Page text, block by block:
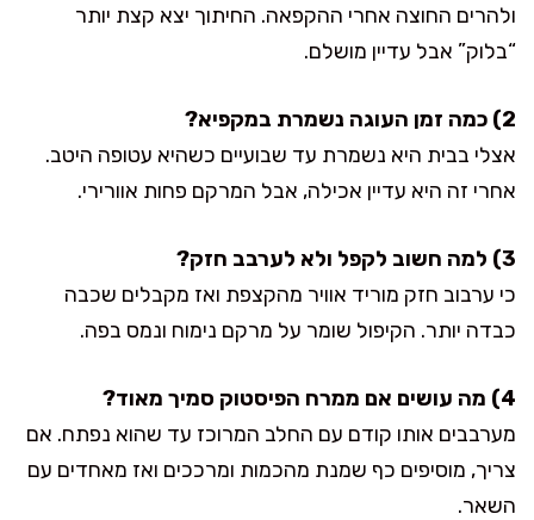
ולהרים החוצה אחרי ההקפאה. החיתוך יצא קצת יותר
“בלוק” אבל עדיין מושלם.
2) כמה זמן העוגה נשמרת במקפיא?
אצלי בבית היא נשמרת עד שבועיים כשהיא עטופה היטב.
אחרי זה היא עדיין אכילה, אבל המרקם פחות אוורירי.
3) למה חשוב לקפל ולא לערבב חזק?
כי ערבוב חזק מוריד אוויר מהקצפת ואז מקבלים שכבה
כבדה יותר. הקיפול שומר על מרקם נימוח ונמס בפה.
4) מה עושים אם ממרח הפיסטוק סמיך מאוד?
מערבבים אותו קודם עם החלב המרוכז עד שהוא נפתח. אם
צריך, מוסיפים כף שמנת מהכמות ומרככים ואז מאחדים עם
השאר.